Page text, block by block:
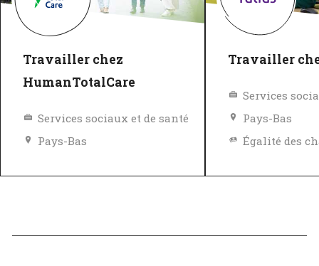
Travailler chez
HumanTotalCare
Services sociaux et de santé
Pays-Bas
Travailler
Services
Pays-Bas